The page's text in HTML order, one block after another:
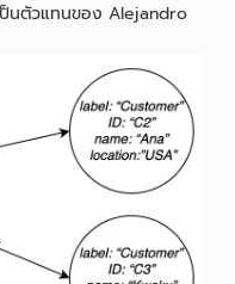
ป็นตัวแทนของ Alejandro